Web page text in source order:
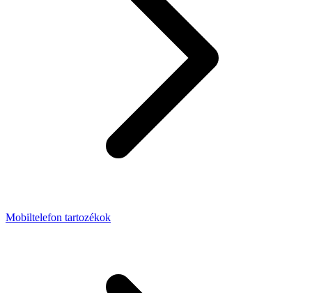
Mobiltelefon tartozékok